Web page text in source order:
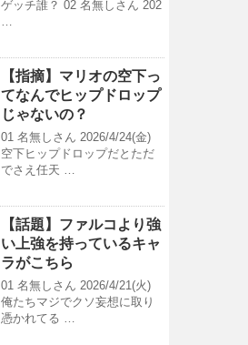
ゲッチ誰？ 02 名無しさん 202
…
【指摘】マリオの空下っ
てなんでヒップドロップ
じゃないの？
01 名無しさん 2026/4/24(金)
空下ヒップドロップだとただ
でさえ任天 …
【話題】ファルコより強
い上強を持っているキャ
ラがこちら
01 名無しさん 2026/4/21(火)
俺たちマジでクソ妄想に取り
憑かれてる …